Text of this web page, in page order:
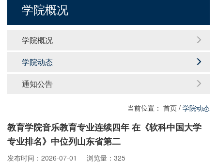
学院概况
学院概况
学院动态
通知公告
当前位置： 首页 / 学院动态
教育学院音乐教育专业连续四年 在《软科中国大学
专业排名》中位列山东省第二
发布时间：2026-07-01 浏览量：325